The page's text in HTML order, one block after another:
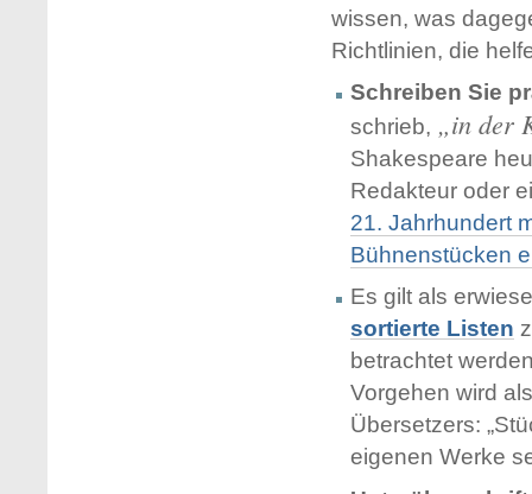
wissen, was
Richtlinien, die
Schreiben Sie
schrieb,
in der
Shakespeare
Redakteur oder
21. Jahrhundert
Bühnenstücken
Es gilt als
sortierte Listen
betrachtet
Vorgehen wird
Übersetzers:
eigenen Werke